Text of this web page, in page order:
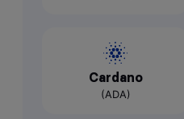
Cardano
(ADA)